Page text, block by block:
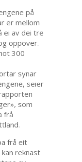
på
er mellom
ei av dei tre
oppover.
300
synar
seier
som
frå
frå eit
reknast